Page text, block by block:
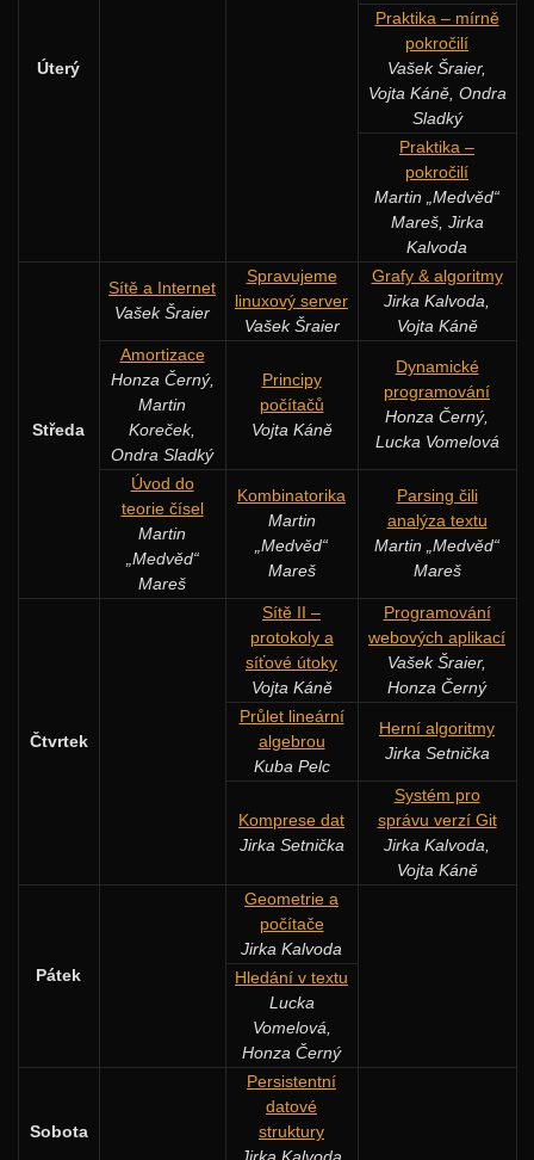
Úterý
Praktika – mírně
pokročilí
Vašek Šraier,
Vojta Káně, Ondra
Sladký
Praktika –
pokročilí
Martin „Medvěd“
Mareš, Jirka
Kalvoda
Středa
Sítě a Internet
Vašek Šraier
Spravujeme
linuxový server
Vašek Šraier
Grafy & algoritmy
Jirka Kalvoda,
Vojta Káně
Amortizace
Honza Černý,
Martin
Koreček,
Ondra Sladký
Principy
počítačů
Vojta Káně
Dynamické
programování
Honza Černý,
Lucka Vomelová
Úvod do
teorie čísel
Martin
„Medvěd“
Mareš
Kombinatorika
Martin
„Medvěd“
Mareš
Parsing čili
analýza textu
Martin „Medvěd“
Mareš
Čtvrtek
Sítě II –
protokoly a
síťové útoky
Vojta Káně
Programování
webových aplikací
Vašek Šraier,
Honza Černý
Průlet lineární
algebrou
Kuba Pelc
Herní algoritmy
Jirka Setnička
Komprese dat
Jirka Setnička
Systém pro
správu verzí Git
Jirka Kalvoda,
Vojta Káně
Pátek
Geometrie a
počítače
Jirka Kalvoda
Hledání v textu
Lucka
Vomelová,
Honza Černý
Sobota
Persistentní
datové
struktury